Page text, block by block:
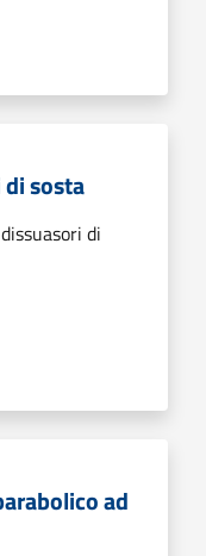
sosta
di
ad